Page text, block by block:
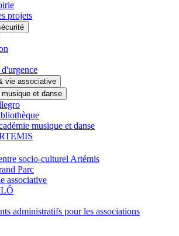
projets
vie associative
et danse
musique et danse
socio-culturel Artémis
Parc
associative
administratifs pour les associations